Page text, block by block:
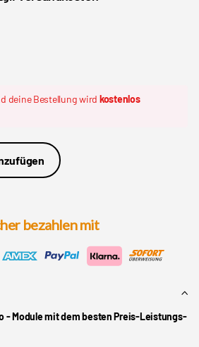
deine Bestellung wird kostenlos
bezahlen mit
- Module mit dem besten Preis-Leistungs-